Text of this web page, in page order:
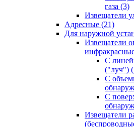
газа (3)
Извещатели
Адресные (21)
Для наружной
Извещатели
С
("луч")
С
С
Извещатели